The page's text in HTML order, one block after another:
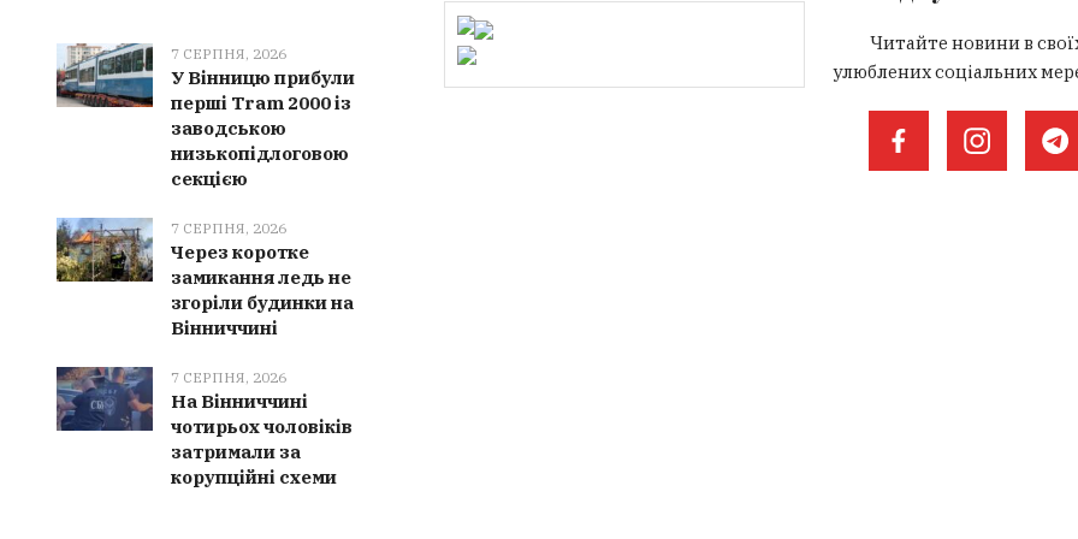
7 СЕРПНЯ, 2026
У Вінницю прибули
перші Tram 2000 із
заводською
низькопідлоговою
секцією
7 СЕРПНЯ, 2026
Через коротке
замикання ледь не
згоріли будинки на
Вінниччині
7 СЕРПНЯ, 2026
На Вінниччині
чотирьох чоловіків
затримали за
корупційні схеми
Читайте новини в
улюблених соціальних